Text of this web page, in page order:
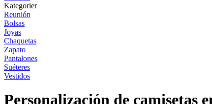
Kategorier
Reunión
Bolsas
Joyas
Chaquetas
Zapato
Pantalones
Suéteres
Vestidos
Personalización de camisetas